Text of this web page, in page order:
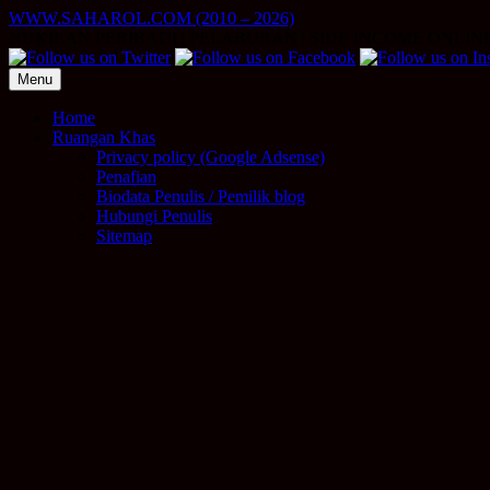
Skip
content
WWW.SAHAROL.COM (2010 – 2026)
Menu
Home
Ruangan Khas
Privacy policy (Google Adsense)
Penafian
Biodata Penulis / Pemilik blog
Hubungi Penulis
Sitemap